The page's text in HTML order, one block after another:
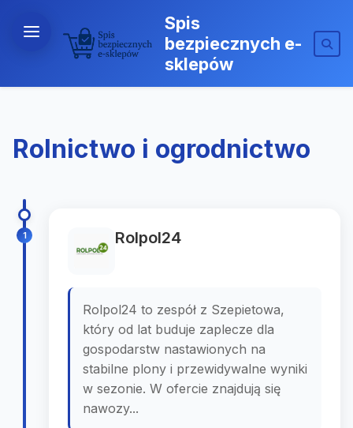
Spis
bezpiecznych e-
sklepów
Rolnictwo i ogrodnictwo
1 Rolpol24
Rolpol24 to zespół z Szepietowa,
który od lat buduje zaplecze dla
gospodarstw nastawionych na
stabilne plony i przewidywalne wyniki
w sezonie. W ofercie znajdują się
nawozy...